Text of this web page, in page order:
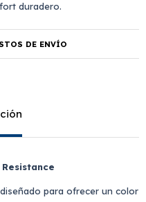
duradero.
DE ENVÍO
para ofrecer un color